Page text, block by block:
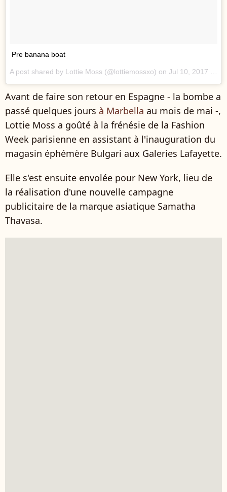
Pre banana boat
A post shared by Lottie Moss (@lottiemossxo) on Jul 10, 2017 at 10:41am PDT
Avant de faire son retour en Espagne - la bombe a
passé quelques jours à Marbella au mois de mai -,
Lottie Moss a goûté à la frénésie de la Fashion
Week parisienne en assistant à l'inauguration du
magasin éphémère Bulgari aux Galeries Lafayette.
Elle s'est ensuite envolée pour New York, lieu de
la réalisation d'une nouvelle campagne
publicitaire de la marque asiatique Samatha
Thavasa.